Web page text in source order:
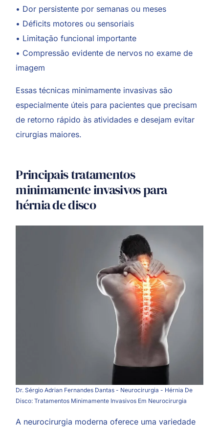
• Dor persistente por semanas ou meses
• Déficits motores ou sensoriais
• Limitação funcional importante
• Compressão evidente de nervos no exame de
imagem
Essas técnicas minimamente invasivas são
especialmente úteis para pacientes que precisam
de retorno rápido às atividades e desejam evitar
cirurgias maiores.
Principais tratamentos
minimamente invasivos para
hérnia de disco
Dr. Sérgio Adrian Fernandes Dantas - Neurocirurgia - Hérnia De
Disco: Tratamentos Minimamente Invasivos Em Neurocirurgia
A neurocirurgia moderna oferece uma variedade